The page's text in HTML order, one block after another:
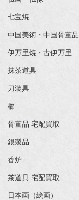
七宝焼
中国美術・中国骨董品
伊万里焼・古伊万里
抹茶道具
刀装具
櫛
骨董品 宅配買取
銀製品
香炉
茶道具 宅配買取
日本画（絵画）